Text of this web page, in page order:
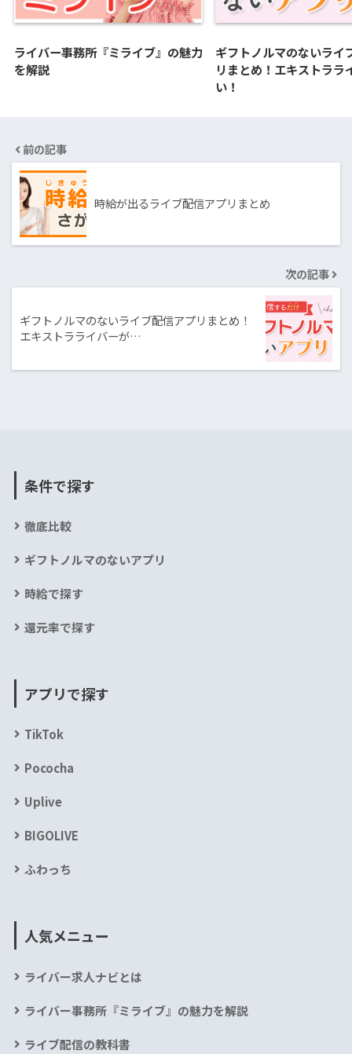
ライバー事務所『ミライブ』の魅力
を解説
ギフトノルマのないライ
リまとめ！エキストララ
い！
前の記事
時給が出るライブ配信アプリまとめ
次の記事
ギフトノルマのないライブ配信アプリまとめ！
エキストラライバーが…
条件で探す
徹底比較
ギフトノルマのないアプリ
時給で探す
還元率で探す
アプリで探す
TikTok
Pococha
Uplive
BIGOLIVE
ふわっち
人気メニュー
ライバー求人ナビとは
ライバー事務所『ミライブ』の魅力を解説
ライブ配信の教科書